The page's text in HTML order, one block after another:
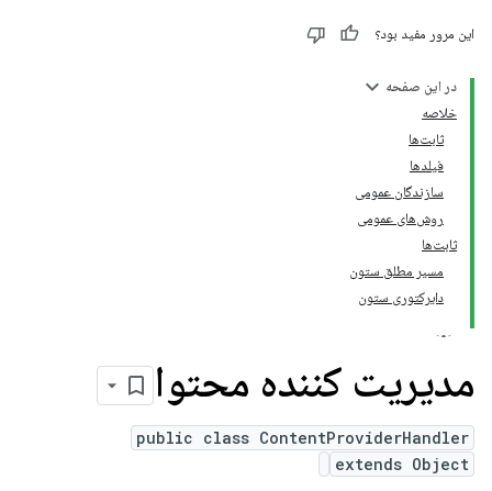
این مرور مفید بود؟
در این صفحه
خلاصه
ثابت‌ها
فیلدها
سازندگان عمومی
روش‌های عمومی
ثابت‌ها
مسیر مطلق ستون
دایرکتوری ستون
مدیریت کننده محتوا
public class ContentProviderHandler
extends Object